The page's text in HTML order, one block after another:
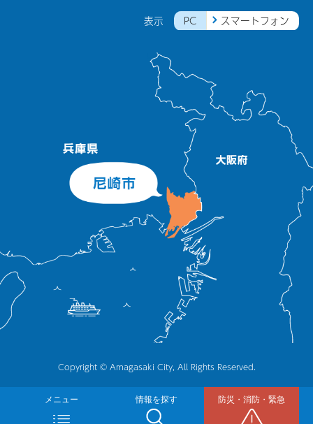
メニュー 情報を探す 防災・消防・緊急
表示 PC スマートフォン
Copyright © Amagasaki City, All Rights Reserved.